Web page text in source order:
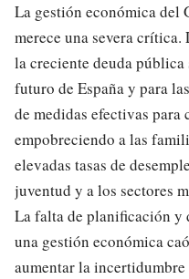
La gestión económica del
merece una severa
la creciente deuda
futuro de España y para
de medidas efectivas
empobreciendo a las
elevadas tasas de
juventud y a los sectores
La falta de planificación y
una gestión económica
aumentar la